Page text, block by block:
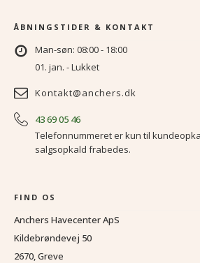
ÅBNINGSTIDER & KONTAKT
Man-søn: 08:00 - 18:00
01. jan. - Lukket
Kontakt@anchers.dk
43 69 05 46
Telefonnummeret er kun til
salgsopkald frabedes.
FIND OS
Anchers Havecenter ApS
Kildebrøndevej 50
2670, Greve